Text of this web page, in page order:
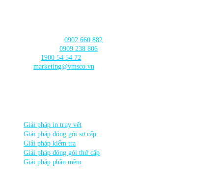
0902 660 882
0909 238 806
1900 54 54 72
marketing@vmsco.vn
Giải pháp in truy vết
Giải pháp đóng gói sơ cấp
Giải pháp kiểm tra
Giải pháp đóng gói thứ cấp
Giải pháp phần mềm